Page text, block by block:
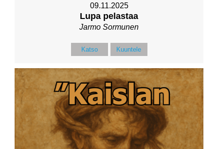
09.11.2025
Lupa pelastaa
Jarmo Sormunen
Katso Kuuntele